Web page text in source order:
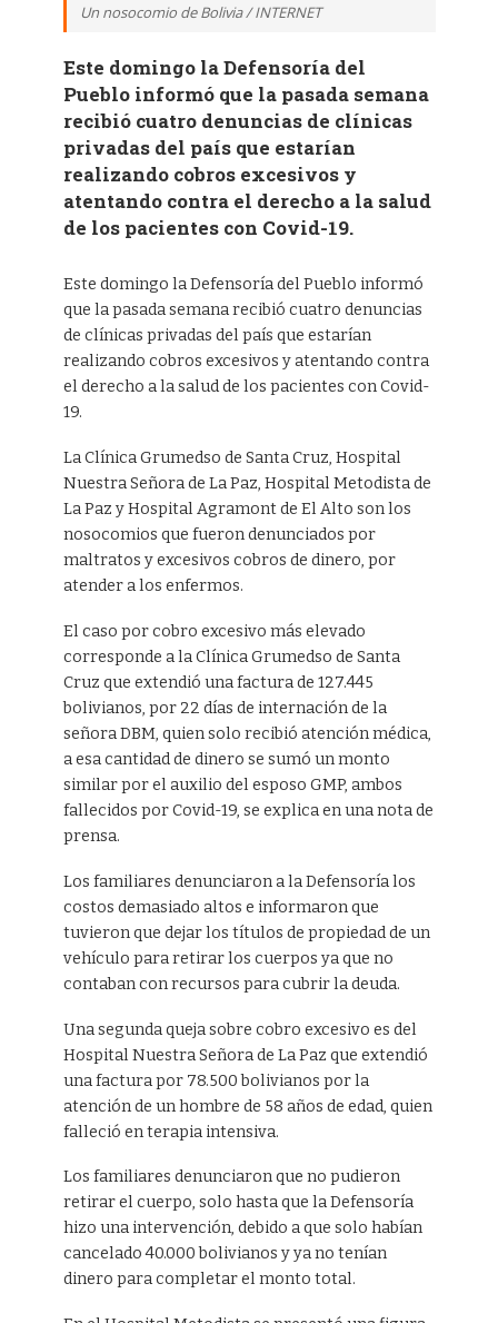
Un nosocomio de Bolivia / INTERNET
Este domingo la Defensoría del
Pueblo informó que la pasada semana
recibió cuatro denuncias de clínicas
privadas del país que estarían
realizando cobros excesivos y
atentando contra el derecho a la salud
de los pacientes con Covid-19.
Este domingo la Defensoría del Pueblo informó
que la pasada semana recibió cuatro denuncias
de clínicas privadas del país que estarían
realizando cobros excesivos y atentando contra
el derecho a la salud de los pacientes con Covid-
19.
La Clínica Grumedso de Santa Cruz, Hospital
Nuestra Señora de La Paz, Hospital Metodista de
La Paz y Hospital Agramont de El Alto son los
nosocomios que fueron denunciados por
maltratos y excesivos cobros de dinero, por
atender a los enfermos.
El caso por cobro excesivo más elevado
corresponde a la Clínica Grumedso de Santa
Cruz que extendió una factura de 127.445
bolivianos, por 22 días de internación de la
señora DBM, quien solo recibió atención médica,
a esa cantidad de dinero se sumó un monto
similar por el auxilio del esposo GMP, ambos
fallecidos por Covid-19, se explica en una nota de
prensa.
Los familiares denunciaron a la Defensoría los
costos demasiado altos e informaron que
tuvieron que dejar los títulos de propiedad de un
vehículo para retirar los cuerpos ya que no
contaban con recursos para cubrir la deuda.
Una segunda queja sobre cobro excesivo es del
Hospital Nuestra Señora de La Paz que extendió
una factura por 78.500 bolivianos por la
atención de un hombre de 58 años de edad, quien
falleció en terapia intensiva.
Los familiares denunciaron que no pudieron
retirar el cuerpo, solo hasta que la Defensoría
hizo una intervención, debido a que solo habían
cancelado 40.000 bolivianos y ya no tenían
dinero para completar el monto total.